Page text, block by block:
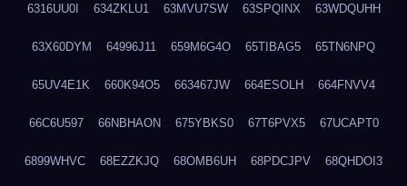
6316UU0I 634ZKLU1 63MVU7SW 63SPQINX 63WDQUHH
63X60DYM 64996J11 659M6G4O 65TIBAG5 65TN6NPQ
65UV4E1K 660K94O5 663467JW 664ESOLH 664FNVV4
66C6U597 66NBHAON 675YBKS0 67T6PVX5 67UCAPT0
6899WHVC 68EZZKJQ 68OMB6UH 68PDCJPV 68QHDOI3